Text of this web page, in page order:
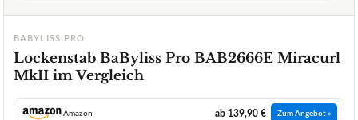
BABYLISS PRO
Lockenstab BaByliss Pro BAB2666E Miracurl
MkII im Vergleich
Amazon ab 139,90 € Zum Angebot »